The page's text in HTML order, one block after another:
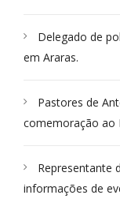
Delegado de
em Araras.
Pastores de
comemoração ao
Representante
informações de